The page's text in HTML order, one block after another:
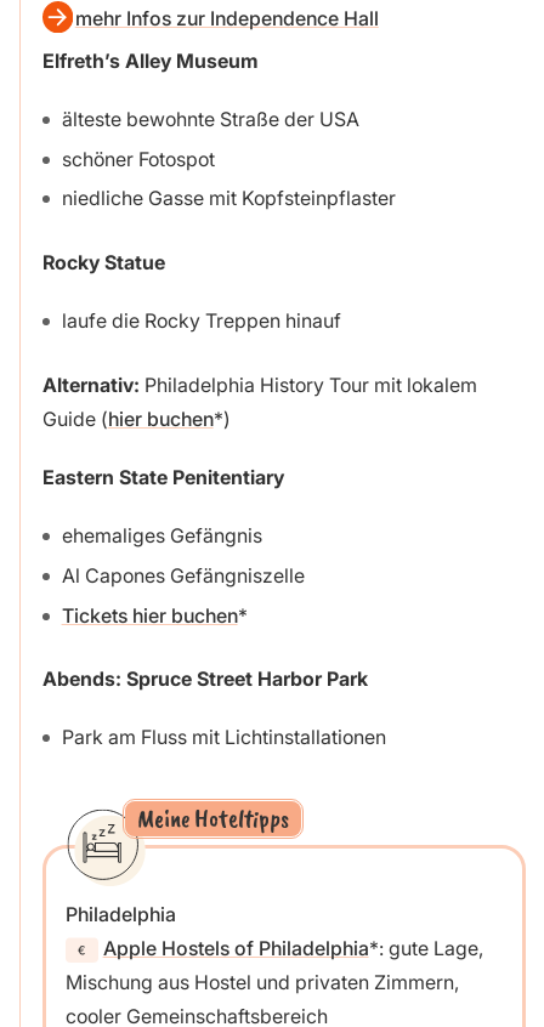
mehr Infos zur Independence Hall
Elfreth’s Alley Museum
älteste bewohnte Straße der USA
schöner Fotospot
niedliche Gasse mit Kopfsteinpflaster
Rocky Statue
laufe die Rocky Treppen hinauf
Alternativ: Philadelphia History Tour mit lokalem
Guide (hier buchen )
Eastern State Penitentiary
ehemaliges Gefängnis
Al Capones Gefängniszelle
Tickets hier buchen
Abends: Spruce Street Harbor Park
Park am Fluss mit Lichtinstallationen
Meine Hoteltipps
Philadelphia
Apple Hostels of Philadelphia : gute Lage,
Mischung aus Hostel und privaten Zimmern,
cooler Gemeinschaftsbereich